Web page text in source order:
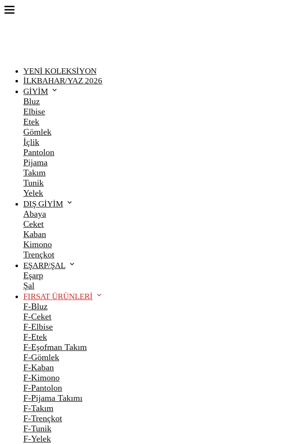
YENİ KOLEKSİYON
İLKBAHAR/YAZ 2026
GİYİM
Bluz
Elbise
Etek
Gömlek
İçlik
Pantolon
Pijama
Takım
Tunik
Yelek
DIŞ GİYİM
Abaya
Ceket
Kaban
Kimono
Trençkot
EŞARP/ŞAL
Eşarp
Şal
FIRSAT ÜRÜNLERİ
F-Bluz
F-Ceket
F-Elbise
F-Etek
F-Eşofman Takım
F-Gömlek
F-Kaban
F-Kimono
F-Pantolon
F-Pijama Takımı
F-Takım
F-Trençkot
F-Tunik
F-Yelek